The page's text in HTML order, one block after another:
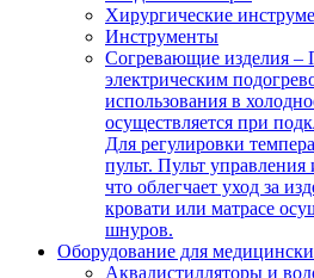
Хирургические
Инструменты
Согревающие изделия –
электрическим
использования в
осуществляется при
Для регулировки
пульт. Пульт
что облегчает уход за
кровати или матрасе
шнуров.
Оборудование для
Аквадистилляторы и